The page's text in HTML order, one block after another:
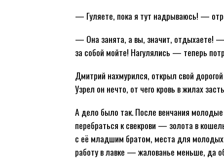
— Гуляете, пока я тут надрываюсь! —
— Она занята, а вы, значит, отдыхаете!
за собой мойте! Нагулялись — теперь
Дмитрий нахмурился, открыл свой
Узрел он нечто, от чего кровь в жилах
А дело было так. После венчания молодые
перебраться к свекрови — золота в
с её младшим братом, места для
работу в лавке — жалованье меньше, да